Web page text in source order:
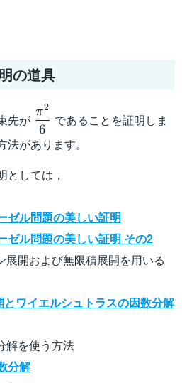
の道具
先が \dfrac{\pi^2}
{6}
6
π2
であることを証明しま
があります。
としては，
ゼル問題の美しい証明
ゼル問題の美しい証明 その2
展開および無限積展開を用いる
ワイエルシュトラスの因数分解
解を使う方法
分解